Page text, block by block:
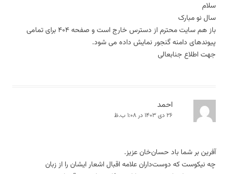
سلام
سال نو مبارک
باز هم سایت محترم از دسترس خارج است و صفحه ۴۰۴ برای تمامی
پیوندهای دامنه گنجور نمایش داده می شود.
جهت اطلاع جنابعالی
احمد
۲۶ دی ۱۴۰۳ در ۱:۰۸ ب.ظ
آفرین بر شما باد حسان‌خان عزیز.
چه نیکوست که دوست‌داران علامه اقبال اشعار ایشان را از زبان